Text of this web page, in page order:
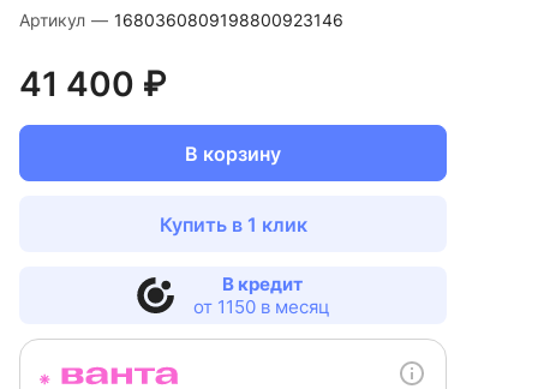
Артикул — 1680360809198800923146
41 400 ₽
В корзину
Купить в 1 клик
В кредит
от 1150 в месяц